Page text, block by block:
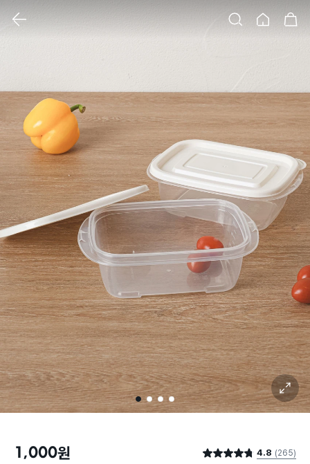
1 2 3 4
확대 보기
1,000원 별점 4.8점 4.8 (265)